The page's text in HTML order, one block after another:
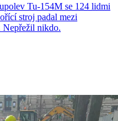
Tu-154M se 124 lidmi
stroj padal mezi
Nepřežil nikdo.